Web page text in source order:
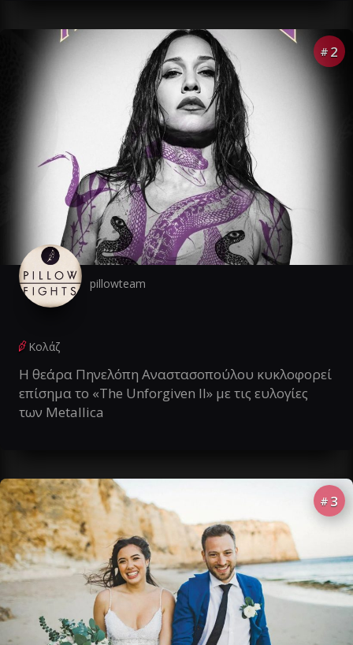
# 2
pillowteam
Κολάζ
Η θεάρα Πηνελόπη Αναστασοπούλου κυκλοφορεί
επίσημα το «The Unforgiven II» με τις ευλογίες
των Metallica
# 3